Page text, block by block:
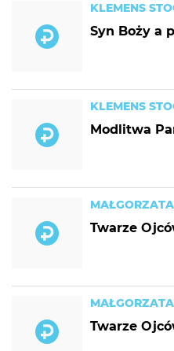
KLEMENS
Syn Boży a
KLEMENS
Modlitwa
Twarze
Twarze